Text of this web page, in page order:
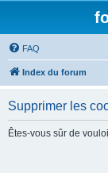
FAQ
Index du forum
Supprimer les
Êtes-vous sûr de